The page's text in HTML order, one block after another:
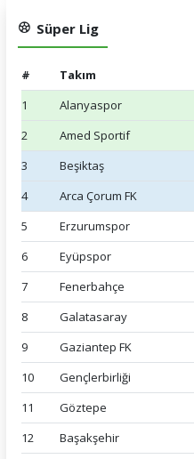
Süper Lig
# Takım
1
Alanyaspor
2
Amed Sportif
3
Beşiktaş
4
Arca Çorum FK
5
Erzurumspor
6
Eyüpspor
7
Fenerbahçe
8
Galatasaray
9
Gaziantep FK
10
Gençlerbirliği
11
Göztepe
12
Başakşehir